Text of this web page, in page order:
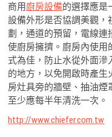
商用廚房設備的選擇應是
設備外形是否協調美觀，
劃，通道的預留，電線連
使廚房擁擠。廚房內使用
式為佳，防止水從外面滲
的地方，以免開啟時產
房灶具旁的牆壁、抽油
至少應每半年清洗一次。
http://www.chiefer.com.tw